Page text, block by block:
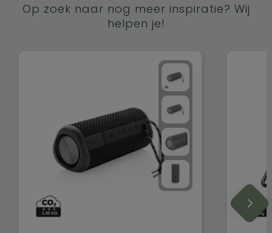
Op zoek naar nog meer inspiratie? Wij
helpen je!